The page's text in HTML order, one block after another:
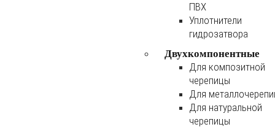
ПВХ
Уплотнители
гидрозатвора
Двухкомпонентные
Для композитной
черепицы
Для
Для натуральной
черепицы